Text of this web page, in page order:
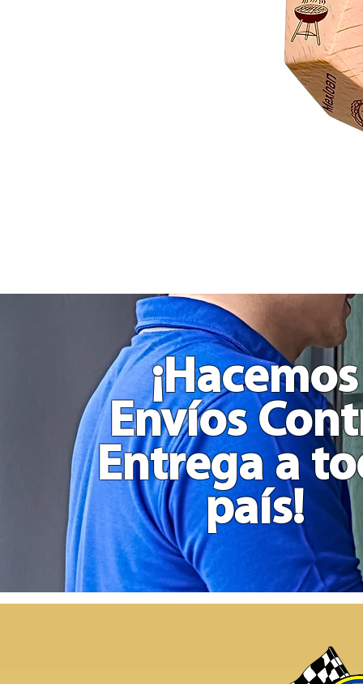
Actividades
y
Películas
Grande
en
Madera
¡Hacemos
Envíos
Entrega a
país!